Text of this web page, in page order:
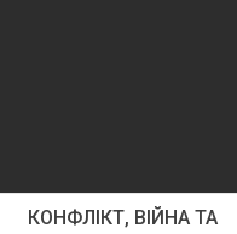
КОНФЛІКТ, ВІЙНА ТА